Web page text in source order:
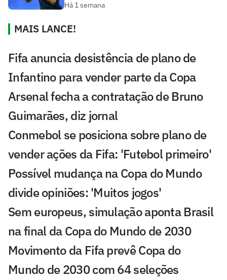
Há 1 semana
MAIS LANCE!
Fifa anuncia desistência de plano de
Infantino para vender parte da Copa
Arsenal fecha a contratação de Bruno
Guimarães, diz jornal
Conmebol se posiciona sobre plano de
vender ações da Fifa: 'Futebol primeiro'
Possível mudança na Copa do Mundo
divide opiniões: 'Muitos jogos'
Sem europeus, simulação aponta Brasil
na final da Copa do Mundo de 2030
Movimento da Fifa prevê Copa do
Mundo de 2030 com 64 seleções